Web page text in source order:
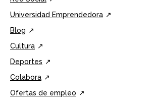
Universidad Emprendedora
Blog
Cultura
Deportes
Colabora
Ofertas de empleo